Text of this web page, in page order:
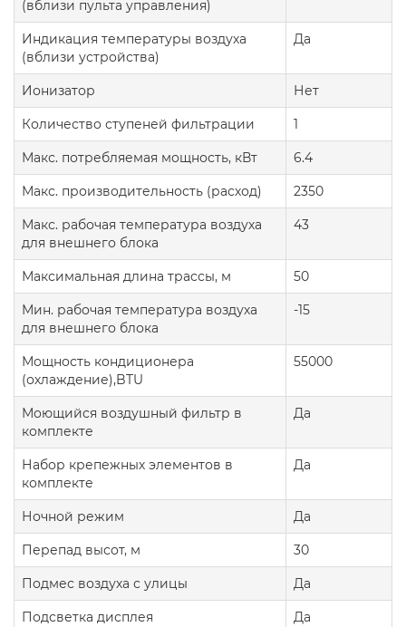
(вблизи пульта управления)
Индикация температуры воздуха
(вблизи устройства)
Да
Ионизатор Нет
Количество ступеней фильтрации 1
Макс. потребляемая мощность, кВт 6.4
Макс. производительность (расход) 2350
Макс. рабочая температура воздуха
для внешнего блока
43
Максимальная длина трассы, м 50
Мин. рабочая температура воздуха
для внешнего блока
-15
Мощность кондиционера
(охлаждение),BTU
55000
Моющийся воздушный фильтр в
комплекте
Да
Набор крепежных элементов в
комплекте
Да
Ночной режим Да
Перепад высот, м 30
Подмес воздуха с улицы Да
Подсветка дисплея Да